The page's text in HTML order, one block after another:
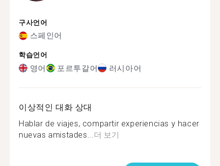
구사언어
스페인어
학습언어
영어 포르투갈어 러시아어
이상적인 대화 상대
Hablar de viajes, compartir experiencias y hacer
nuevas amistades... 더 보기